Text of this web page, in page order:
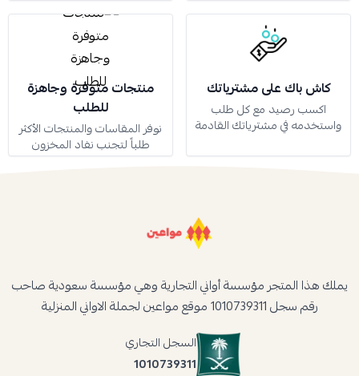
كاش باك على مشترياتك
اكسب رصيد مع كل طلب
واستخدمه في مشترياتك القادمة
منتجات متوفرة وجاهزة
للطلب
نوفر المقاسات والمنتجات الأكثر
طلباً لتجنب نفاد المخزون
يملك هذا المتجر مؤسسة أواني التجارية وهي مؤسسة سعودية صاحب
رقم سجل 1010739311 موقع مواعين لجملة الاواني المنزلية
السجل التجاري
1010739311